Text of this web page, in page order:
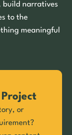
build narratives
to the
meaningful
or